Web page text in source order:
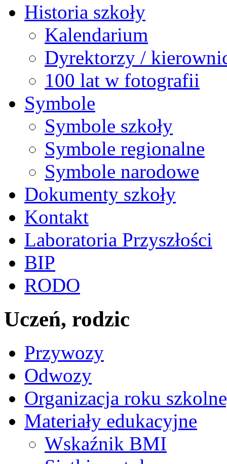
Historia szkoły
Kalendarium
Dyrektorzy /
100 lat w fotografii
Symbole
Symbole szkoły
Symbole regionalne
Symbole narodowe
Dokumenty szkoły
Kontakt
Laboratoria Przyszłości
BIP
RODO
Uczeń, rodzic
Przywozy
Odwozy
Organizacja roku
Materiały edukacyjne
Wskaźnik BMI